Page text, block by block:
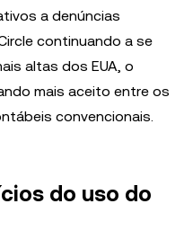
a denúncias
continuando a se
altas dos EUA, o
mais aceito entre os
convencionais.
do uso do